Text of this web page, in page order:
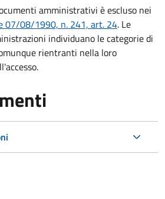
amministrativi è escluso nei
07/08/1990, n. 241, art. 24. Le
individuano le categorie di
rientranti nella loro